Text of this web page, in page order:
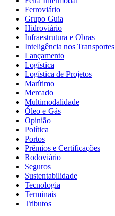
Ferroviário
Grupo Guia
Hidroviário
Infraestrutura e Obras
Inteligência nos Transportes
Lançamento
Logística
Logística de Projetos
Marítimo
Mercado
Multimodalidade
Óleo e Gás
Opinião
Política
Portos
Prêmios e Certificações
Rodoviário
Seguros
Sustentabilidade
Tecnologia
Terminais
Tributos